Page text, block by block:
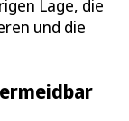
Lage, die
und die